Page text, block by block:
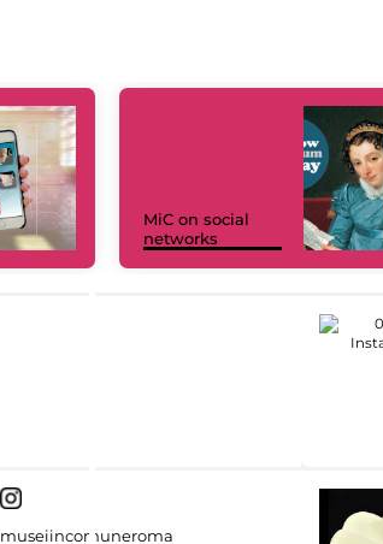
MiC on social
networks
museiincomuneroma